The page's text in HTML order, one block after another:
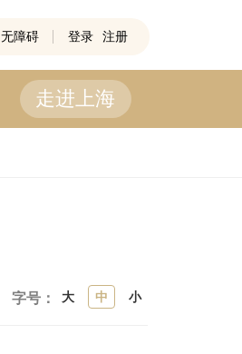
无障碍 登录 注册
走进上海
字号： 大 中 小